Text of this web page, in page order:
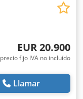
EUR 20.900
precio fijo IVA no incluído
Llamar